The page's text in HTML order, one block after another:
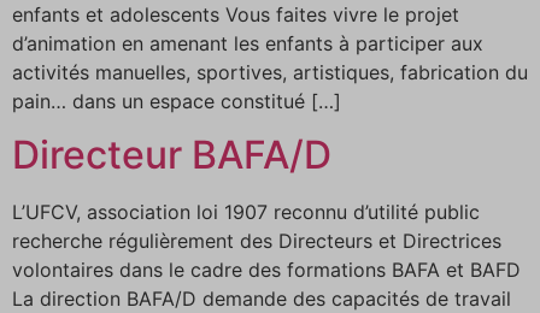
enfants et adolescents Vous faites vivre le projet
d’animation en amenant les enfants à participer aux
activités manuelles, sportives, artistiques, fabrication du
pain… dans un espace constitué […]
Directeur BAFA/D
L’UFCV, association loi 1907 reconnu d’utilité public
recherche régulièrement des Directeurs et Directrices
volontaires dans le cadre des formations BAFA et BAFD
La direction BAFA/D demande des capacités de travail